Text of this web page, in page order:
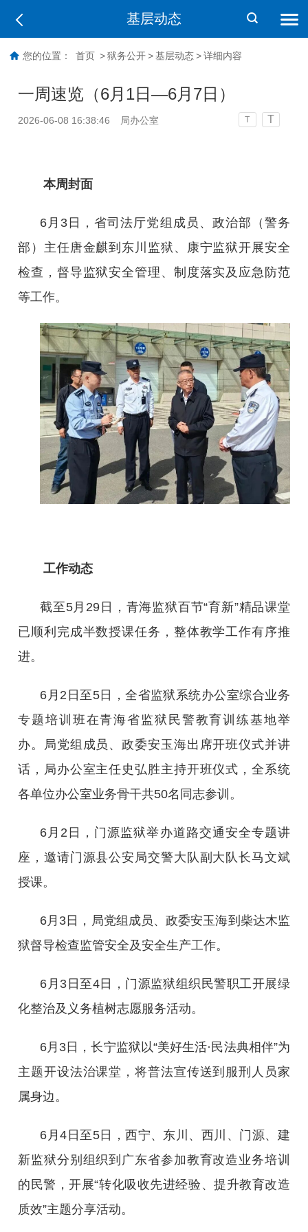
基层动态
您的位置： 首页 > 狱务公开 > 基层动态 > 详细内容
一周速览（6月1日—6月7日）
2026-06-08 16:38:46 局办公室 T T
本周封面
6月3日，省司法厅党组成员、政治部（警务
部）主任唐金麒到东川监狱、康宁监狱开展安全
检查，督导监狱安全管理、制度落实及应急防范
等工作。
工作动态
截至5月29日，青海监狱百节“育新”精品课堂
已顺利完成半数授课任务，整体教学工作有序推
进。
6月2日至5日，全省监狱系统办公室综合业务
专题培训班在青海省监狱民警教育训练基地举
办。局党组成员、政委安玉海出席开班仪式并讲
话，局办公室主任史弘胜主持开班仪式，全系统
各单位办公室业务骨干共50名同志参训。
6月2日，门源监狱举办道路交通安全专题讲
座，邀请门源县公安局交警大队副大队长马文斌
授课。
6月3日，局党组成员、政委安玉海到柴达木监
狱督导检查监管安全及安全生产工作。
6月3日至4日，门源监狱组织民警职工开展绿
化整治及义务植树志愿服务活动。
6月3日，长宁监狱以“美好生活·民法典相伴”为
主题开设法治课堂，将普法宣传送到服刑人员家
属身边。
6月4日至5日，西宁、东川、西川、门源、建
新监狱分别组织到广东省参加教育改造业务培训
的民警，开展“转化吸收先进经验、提升教育改造
质效”主题分享活动。